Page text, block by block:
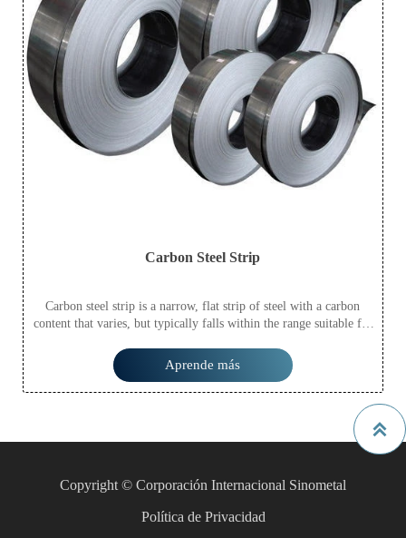
Carbon Steel Strip
Carbon steel strip is a narrow, flat strip of steel with a carbon
content that varies, but typically falls within the range suitable for
formability, making it versatile across industries.
Aprende más
Copyright © Corporación Internacional Sinometal
Política de Privacidad
